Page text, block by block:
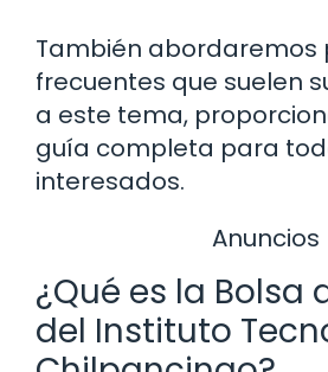
También abordaremos
frecuentes que suelen
a este tema,
guía completa para
interesados.
Anuncios
¿Qué es la Bolsa
del Instituto